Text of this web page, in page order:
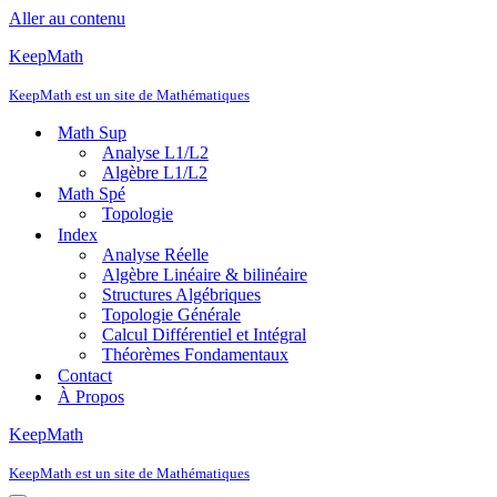
Aller au contenu
KeepMath
KeepMath est un site de Mathématiques
Math Sup
Analyse L1/L2
Algèbre L1/L2
Math Spé
Topologie
Index
Analyse Réelle
Algèbre Linéaire & bilinéaire
Structures Algébriques
Topologie Générale
Calcul Différentiel et Intégral
Théorèmes Fondamentaux
Contact
À Propos
KeepMath
KeepMath est un site de Mathématiques